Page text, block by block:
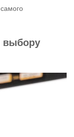
выбору